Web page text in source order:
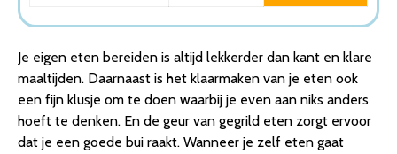
Je eigen eten bereiden is altijd lekkerder dan kant en klare
maaltijden. Daarnaast is het klaarmaken van je eten ook
een fijn klusje om te doen waarbij je even aan niks anders
hoeft te denken. En de geur van gegrild eten zorgt ervoor
dat je een goede bui raakt. Wanneer je zelf eten gaat